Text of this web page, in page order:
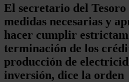
El secretario del
medidas necesarias y
hacer cumplir
terminación de los
producción de
inversión, dice la orden